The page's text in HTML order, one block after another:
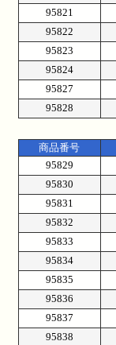
95821
95822
95823
95824
95827
95828
商品番号
95829
95830
95831
95832
95833
95834
95835
95836
95837
95838